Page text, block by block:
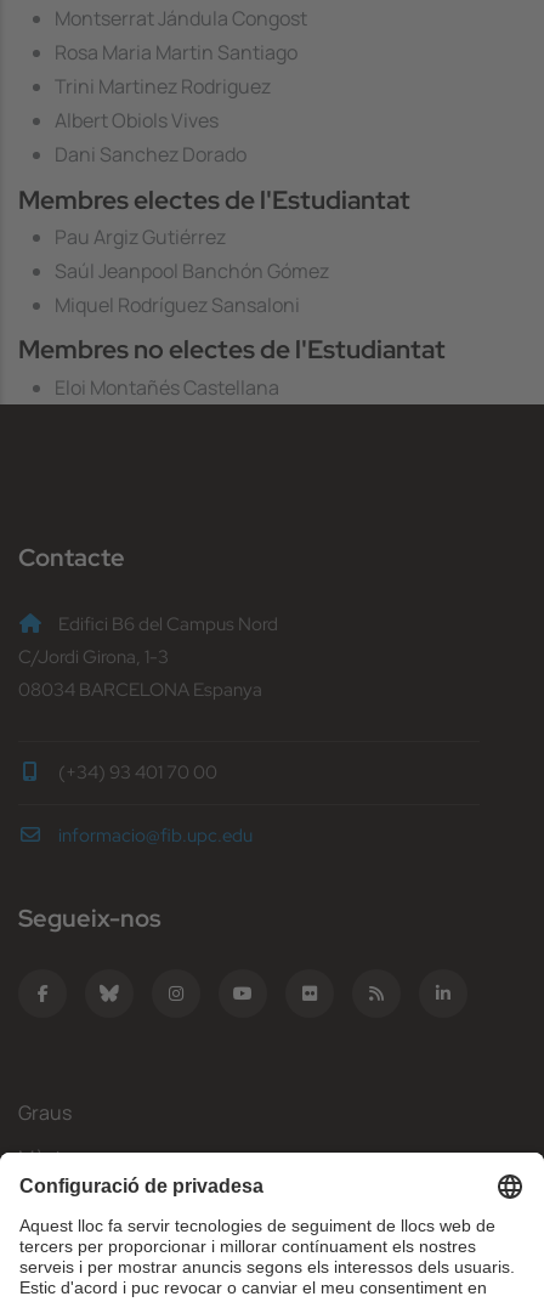
Montserrat Jándula Congost
Rosa Maria Martin Santiago
Trini Martinez Rodriguez
Albert Obiols Vives
Dani Sanchez Dorado
Membres electes de l'Estudiantat
Pau Argiz Gutiérrez
Saúl Jeanpool Banchón Gómez
Miquel Rodríguez Sansaloni
Membres no electes de l'Estudiantat
Eloi Montañés Castellana
Contacte
Edifici B6 del Campus Nord
C/Jordi Girona, 1-3
08034 BARCELONA Espanya
(+34) 93 401 70 00
informacio@fib.upc.edu
Segueix-nos
Graus
Màsters
Mobilitat Internacional
Recerca
Empresa